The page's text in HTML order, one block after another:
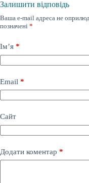
Залишити відповідь
Ваша e-mail адреса не
позначені *
Ім’я *
Email *
Сайт
Додати коментар *